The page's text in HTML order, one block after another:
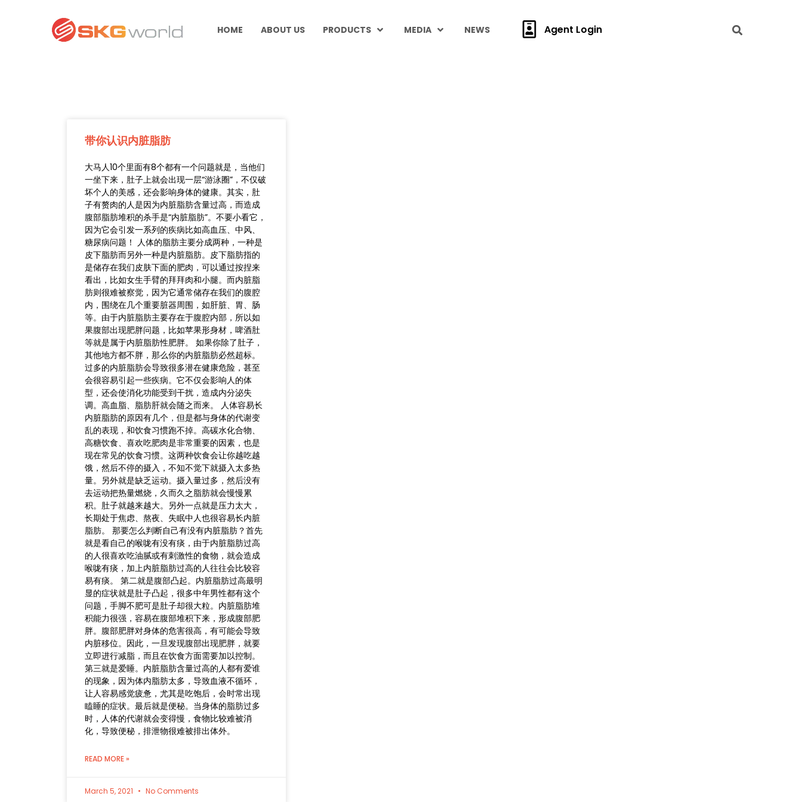
HOME ABOUT US PRODUCTS MEDIA NEWS Agent Login
带你认识内脏脂肪
大马人10个里面有8个都有一个问题就是，当他们
一坐下来，肚子上就会出现一层“游泳圈”，不仅破
坏个人的美感，还会影响身体的健康。其实，肚
子有赘肉的人是因为内脏脂肪含量过高，而造成
腹部脂肪堆积的杀手是“内脏脂肪”。不要小看它，
因为它会引发一系列的疾病比如高血压、中风、
糖尿病问题！ 人体的脂肪主要分成两种，一种是
皮下脂肪而另外一种是内脏脂肪。皮下脂肪指的
是储存在我们皮肤下面的肥肉，可以通过按捏来
看出，比如女生手臂的拜拜肉和小腿。而内脏脂
肪则很难被察觉，因为它通常储存在我们的腹腔
内，围绕在几个重要脏器周围，如肝脏、胃、肠
等。由于内脏脂肪主要存在于腹腔内部，所以如
果腹部出现肥胖问题，比如苹果形身材，啤酒肚
等就是属于内脏脂肪性肥胖。 如果你除了肚子，
其他地方都不胖，那么你的内脏脂肪必然超标。
过多的内脏脂肪会导致很多潜在健康危险，甚至
会很容易引起一些疾病。它不仅会影响人的体
型，还会使消化功能受到干扰，造成内分泌失
调。高血脂、脂肪肝就会随之而来。 人体容易长
内脏脂肪的原因有几个，但是都与身体的代谢变
乱的表现，和饮食习惯跑不掉。高碳水化合物、
高糖饮食、喜欢吃肥肉是非常重要的因素，也是
现在常见的饮食习惯。这两种饮食会让你越吃越
饿，然后不停的摄入，不知不觉下就摄入太多热
量。另外就是缺乏运动。摄入量过多，然后没有
去运动把热量燃烧，久而久之脂肪就会慢慢累
积。肚子就越来越大。另外一点就是压力太大，
长期处于焦虑、熬夜、失眠中人也很容易长内脏
脂肪。 那要怎么判断自己有没有内脏脂肪？首先
就是看自己的喉咙有没有痰，由于内脏脂肪过高
的人很喜欢吃油腻或有刺激性的食物，就会造成
喉咙有痰，加上内脏脂肪过高的人往往会比较容
易有痰。 第二就是腹部凸起。内脏脂肪过高最明
显的症状就是肚子凸起，很多中年男性都有这个
问题，手脚不肥可是肚子却很大粒。内脏脂肪堆
积能力很强，容易在腹部堆积下来，形成腹部肥
胖。腹部肥胖对身体的危害很高，有可能会导致
内脏移位。因此，一旦发现腹部出现肥胖，就要
立即进行减脂，而且在饮食方面需要加以控制。
第三就是爱睡。内脏脂肪含量过高的人都有爱谁
的现象，因为体内脂肪太多，导致血液不循环，
让人容易感觉疲惫，尤其是吃饱后，会时常出现
瞌睡的症状。最后就是便秘。当身体的脂肪过多
时，人体的代谢就会变得慢，食物比较难被消
化，导致便秘，排泄物很难被排出体外。
READ MORE »
March 5, 2021 No Comments